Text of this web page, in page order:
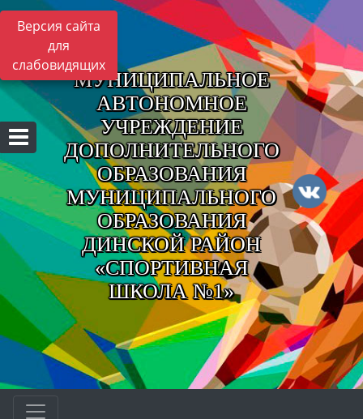
Версия сайта
для
слабовидящих
МУНИЦИПАЛЬНОЕ
АВТОНОМНОЕ
УЧРЕЖДЕНИЕ
ДОПОЛНИТЕЛЬНОГО
ОБРАЗОВАНИЯ
МУНИЦИПАЛЬНОГО
ОБРАЗОВАНИЯ
ДИНСКОЙ РАЙОН
«СПОРТИВНАЯ
ШКОЛА №1»